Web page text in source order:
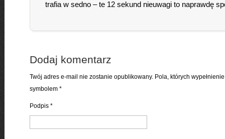
trafia w sedno – te 12 sekund nieuwagi to naprawdę
Dodaj komentarz
Twój adres e-mail nie zostanie opublikowany. Pola, których
symbolem *
Podpis *